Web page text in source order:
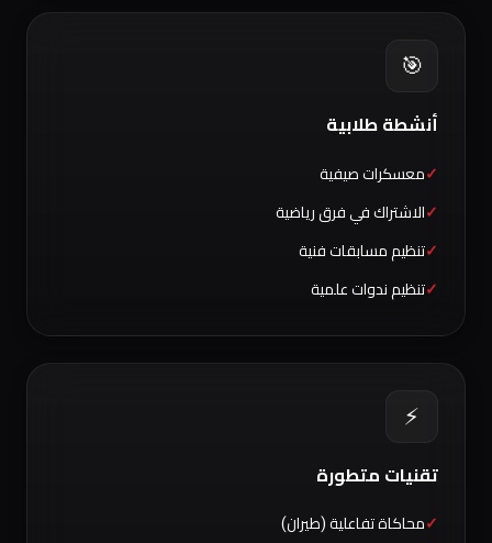
🎯
أنشطة طلابية
معسكرات صيفية
الاشتراك في فرق رياضية
تنظيم مسابقات فنية
تنظيم ندوات علمية
⚡
تقنيات متطورة
محاكاة تفاعلية (طيران)